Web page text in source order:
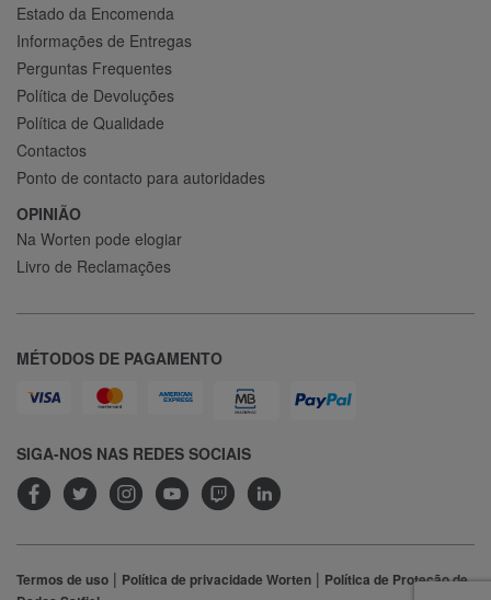
Estado da Encomenda
Informações de Entregas
Perguntas Frequentes
Política de Devoluções
Política de Qualidade
Contactos
Ponto de contacto para autoridades
OPINIÃO
Na Worten pode elogiar
Livro de Reclamações
MÉTODOS DE PAGAMENTO
SIGA-NOS NAS REDES SOCIAIS
Termos de uso | Política de privacidade Worten | Política de Proteção de